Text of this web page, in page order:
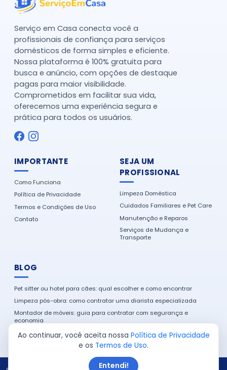
Serviço em Casa conecta você a
profissionais de confiança para serviços
domésticos de forma simples e eficiente.
Nossa plataforma é 100% gratuita para
busca e anúncio, com opções de destaque
pagas para maior visibilidade.
Comprometidos em facilitar sua vida,
oferecemos uma experiência segura e
prática para todos os usuários.
IMPORTANTE
Como Funciona
Política de Privacidade
Termos e Condições de Uso
Contato
SEJA UM
PROFISSIONAL
Limpeza Doméstica
Cuidados Familiares e Pet Care
Manutenção e Reparos
Serviços de Mudança e
Transporte
BLOG
Pet sitter ou hotel para cães: qual escolher e como encontrar
Limpeza pós-obra: como contratar uma diarista especializada
Montador de móveis: guia para contratar com segurança e
economia
Como encontrar um eletricista de confiança na sua cidade
Ao continuar, você aceita nossa Política de Privacidade
e os Termos de Uso.
Entendi!